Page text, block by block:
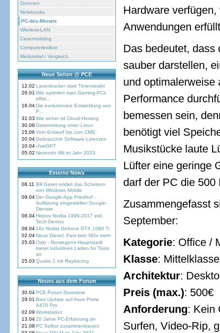
Drohnen
Notebooks
PC-des-Monats
Wireless-LAN
Casemodding
Computerlexikon
Merkzettel / Vergleich
Neue Seiten @ PCE
12.02 Laserdrucker statt Tintenstrahl
26.01 Wie optimiert man Gaming-PCs
effizi...
16.04Die evolutionäre Entwicklung von
P...
31.03 Wie sicher ist Cloud-Hosting
30.08 Datenrettung unter Linux
15.06 Vom Entwurf bis zum CMS:
20.04Gebrauchte Software-Lizenzen
10.04chatGPT
05.02 Nintendo Wii im Jahr 2023
Externe News
08.11 Bill Gates erklärt das Scheitern
von Windows Mobile
09.04Der Google-App Friedhof -
Auflistung eingestellter Google-
Dienste
08.04History Nvidia 1999-2017 inkl.
Tech-Demos
08.04 16x Nvidia Geforce GTX 1080 Ti
02.04Neue Diesel: Fast kein NOx mehr
25.03 Oslo - Norwegens Hauptstadt
bietet induktives Laden für Taxis
an
25.03 Quake 2 mit Raytracing
Neues aus dem Forum
30.04PCE-Forum Downtime
29.01 Bios Update auf Asus Prime
X470 Pro
02.09 Workstation
13.0420 Jahre PC-Erfahrung.de
21.08 PC Selbst zusammenbauen
Hardware
Anwendungen
Das bedeutet, dass
sauber darstellen,
und optimalerweise
Performance
bemessen sein,
benötigt viel
Musikstücke laute
Lüfter eine geringe
darf der PC die
Zusammengefasst
September:
Kategorie: Office /
Klasse:
Architektur:
Preis (max.): 500€
Anforderung: Kein
Surfen, Video-Rip,